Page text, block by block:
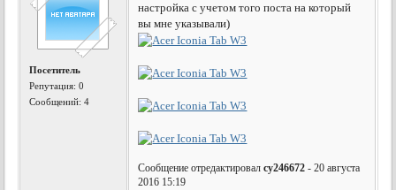
Посетитель
Репутация:0
Сообщений: 4
настройка с учетом того поста на который
вы мне указывали)
Сообщение отредактировалcy246672 - 20 августа
2016 15:19